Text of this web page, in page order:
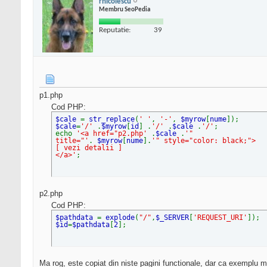
Membru SeoPedia
Reputatie: 39
p1.php
Cod PHP:
$cale = str_replace( ' ' , '-' , $myrow[ nume ]);
$cale= '/' . $myrow[ id ] . '/' . $cale . '/' ;
echo
'<a href="p2.php' . $cale . '"
title="' . $myrow[ nume ]. '" style="color: black;">
[ vezi detalii ]
</a>' ;
p2.php
Cod PHP:
$pathdata = explode( "/" , $_SERVER 'REQUEST_URI'
]);
$id=$pathdata 2 ];
Ma rog, este copiat din niste pagini functionale, dar ca exemplu